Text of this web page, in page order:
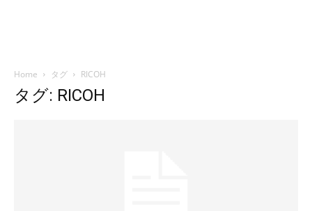
Home タグ RICOH
タグ: RICOH